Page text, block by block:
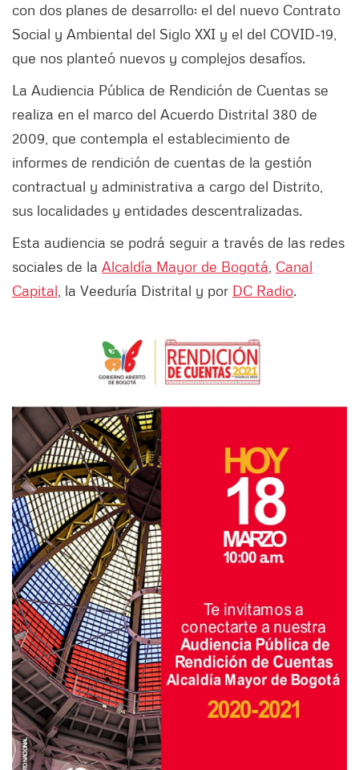
con dos planes de desarrollo: el del nuevo Contrato
Social y Ambiental del Siglo XXI y el del COVID-19,
que nos planteó nuevos y complejos desafíos.
La Audiencia Pública de Rendición de Cuentas se
realiza en el marco del Acuerdo Distrital 380 de
2009, que contempla el establecimiento de
informes de rendición de cuentas de la gestión
contractual y administrativa a cargo del Distrito,
sus localidades y entidades descentralizadas.
Esta audiencia se podrá seguir a través de las redes
sociales de la Alcaldía Mayor de Bogotá Canal
Capital , la Veeduría Distrital y por DC Radio.